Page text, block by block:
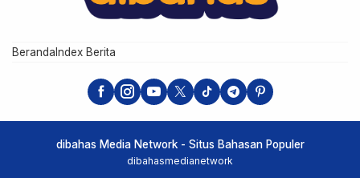
Beranda Index Berita
dibahas Media Network - Situs Bahasan Populer
dibahasmedianetwork